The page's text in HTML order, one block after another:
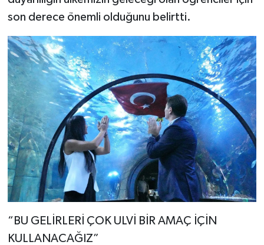
son derece önemli olduğunu belirtti.
“BU GELİRLERİ ÇOK ULVİ BİR AMAÇ İÇİN
KULLANACAĞIZ”